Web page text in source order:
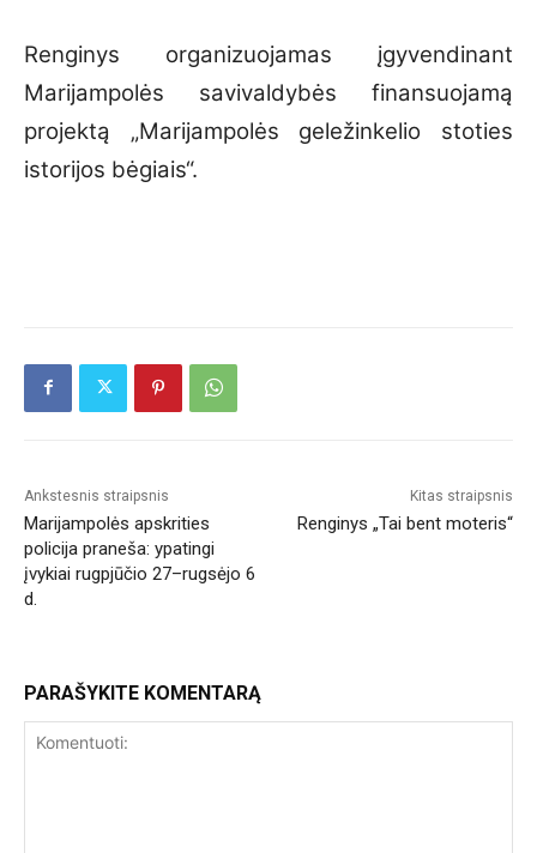
Renginys organizuojamas įgyvendinant
Marijampolės savivaldybės finansuojamą
projektą „Marijampolės geležinkelio stoties
istorijos bėgiais“.
Ankstesnis straipsnis
Marijampolės apskrities
policija praneša: ypatingi
įvykiai rugpjūčio 27–rugsėjo 6
d.
Kitas straipsnis
Renginys „Tai bent moteris“
PARAŠYKITE KOMENTARĄ